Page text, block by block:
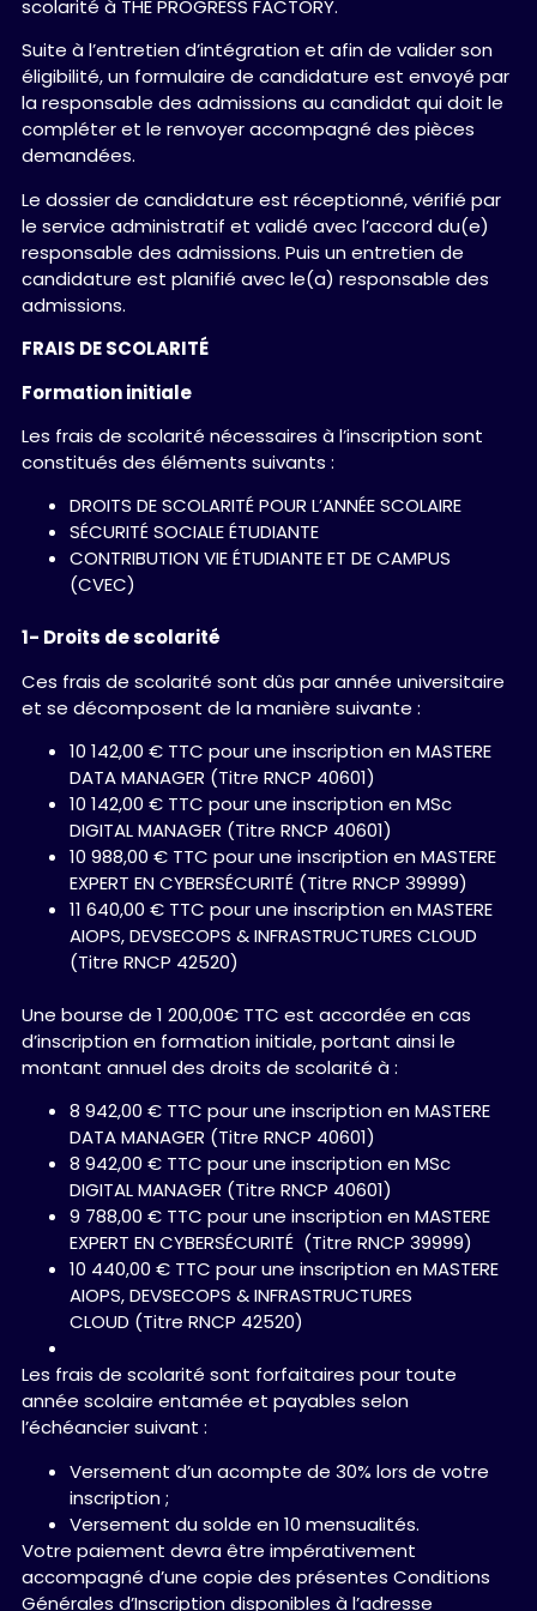
scolarité à THE PROGRESS FACTORY.
Suite à l’entretien d’intégration et afin de valider son
éligibilité, un formulaire de candidature est envoyé par
la responsable des admissions au candidat qui doit le
compléter et le renvoyer accompagné des pièces
demandées.
Le dossier de candidature est réceptionné, vérifié par
le service administratif et validé avec l’accord du(e)
responsable des admissions. Puis un entretien de
candidature est planifié avec le(a) responsable des
admissions.
FRAIS DE SCOLARITÉ
Formation initiale
Les frais de scolarité nécessaires à l’inscription sont
constitués des éléments suivants :
DROITS DE SCOLARITÉ POUR L’ANNÉE SCOLAIRE
SÉCURITÉ SOCIALE ÉTUDIANTE
CONTRIBUTION VIE ÉTUDIANTE ET DE CAMPUS
(CVEC)
1- Droits de scolarité
Ces frais de scolarité sont dûs par année universitaire
et se décomposent de la manière suivante :
10 142,00 € TTC pour une inscription en MASTERE
DATA MANAGER (Titre RNCP 40601)
10 142,00 € TTC pour une inscription en MSc
DIGITAL MANAGER (Titre RNCP 40601)
10 988,00 € TTC pour une inscription en MASTERE
EXPERT EN CYBERSÉCURITÉ (Titre RNCP 39999)
11 640,00 € TTC pour une inscription en MASTERE
AIOPS, DEVSECOPS & INFRASTRUCTURES CLOUD
(Titre RNCP 42520)
Une bourse de 1 200,00€ TTC est accordée en cas
d’inscription en formation initiale, portant ainsi le
montant annuel des droits de scolarité à :
8 942,00 € TTC pour une inscription en MASTERE
DATA MANAGER (Titre RNCP 40601)
8 942,00 € TTC pour une inscription en MSc
DIGITAL MANAGER (Titre RNCP 40601)
9 788,00 € TTC pour une inscription en MASTERE
EXPERT EN CYBERSÉCURITÉ (Titre RNCP 39999)
10 440,00 € TTC pour une inscription en MASTERE
AIOPS, DEVSECOPS & INFRASTRUCTURES
CLOUD (Titre RNCP 42520)
Les frais de scolarité sont forfaitaires pour toute
année scolaire entamée et payables selon
l’échéancier suivant :
Versement d’un acompte de 30% lors de votre
inscription ;
Versement du solde en 10 mensualités.
Votre paiement devra être impérativement
accompagné d’une copie des présentes Conditions
Générales d’Inscription disponibles à l’adresse